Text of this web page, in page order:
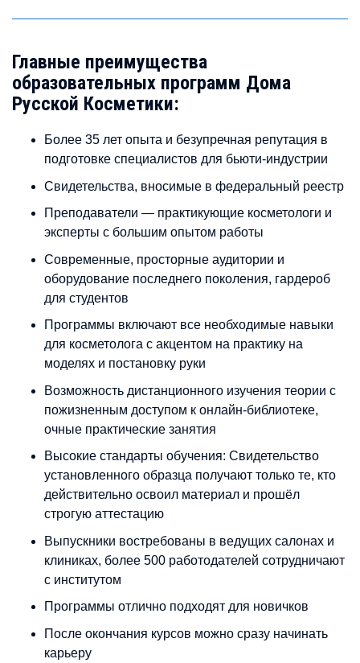
Главные преимущества
образовательных программ Дома
Русской Косметики:
Более 35 лет опыта и безупречная репутация в
подготовке специалистов для бьюти-индустрии
Свидетельства, вносимые в федеральный реестр
Преподаватели — практикующие косметологи и
эксперты с большим опытом работы
Современные, просторные аудитории и
оборудование последнего поколения, гардероб
для студентов
Программы включают все необходимые навыки
для косметолога с акцентом на практику на
моделях и постановку руки
Возможность дистанционного изучения теории с
пожизненным доступом к онлайн-библиотеке,
очные практические занятия
Высокие стандарты обучения: Свидетельство
установленного образца получают только те, кто
действительно освоил материал и прошёл
строгую аттестацию
Выпускники востребованы в ведущих салонах и
клиниках, более 500 работодателей сотрудничают
с институтом
Программы отлично подходят для новичков
После окончания курсов можно сразу начинать
карьеру